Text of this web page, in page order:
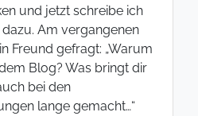
und jetzt schreibe ich
Am vergangenen
Freund gefragt: „Warum
Blog? Was bringt dir
bei den
lange gemacht…“